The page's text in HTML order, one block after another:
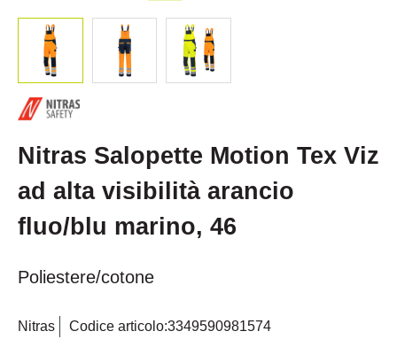
Nitras Salopette Motion Tex Viz
ad alta visibilità arancio
fluo/blu marino, 46
Poliestere/cotone
Nitras Codice articolo:3349590981574